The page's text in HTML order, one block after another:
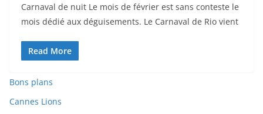
Carnaval de nuit Le mois de février est sans conteste le
mois dédié aux déguisements. Le Carnaval de Rio vient
Read More
Bons plans
Cannes Lions